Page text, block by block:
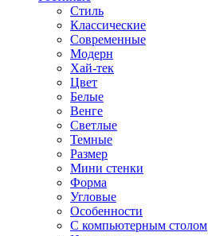
Стиль
Классические
Современные
Модерн
Хай-тек
Цвет
Белые
Венге
Светлые
Темные
Размер
Мини стенки
Форма
Угловые
Особенности
С компьютерным столом